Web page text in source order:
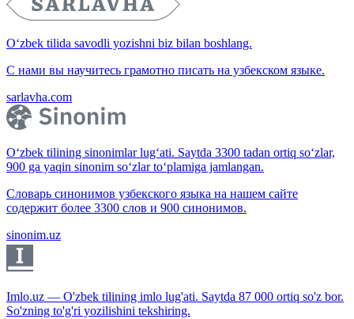
O‘zbek tilida savodli yozishni biz bilan boshlang.
С нами вы научитесь грамотно писать на узбекском языке.
sarlavha.com
O‘zbek tilining sinonimlar lug‘ati. Saytda 3300 tadan ortiq so‘zlar,
900 ga yaqin sinonim so‘zlar to‘plamiga jamlangan.
Словарь синонимов узбекского языка на нашем сайте
содержит более 3300 слов и 900 синонимов.
sinonim.uz
Imlo.uz — O'zbek tilining imlo lug'ati. Saytda 87 000 ortiq so'z bor.
So'zning to'g'ri yozilishini tekshiring.